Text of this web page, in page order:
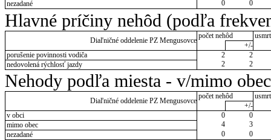
nezadané
0 0
Hlavné príčiny nehôd (podľa
Diaľničné oddelenie PZ Mengusovce
počet nehôd
+/-
porušenie povinnosti vodiča
2
2
nedovolená rýchlosť jazdy
2 2
Nehody podľa miesta - v/mimo obec
Diaľničné oddelenie PZ Mengusovce
počet nehôd
+/-
v obci
0
0
mimo obec
4
3
nezadané
0 0